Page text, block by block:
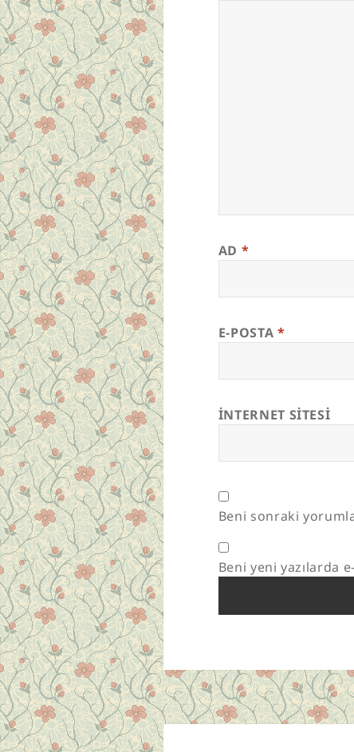
AD *
E-POSTA *
İNTERNET SITESI
Beni sonraki
Beni yeni yazılarda
Yazı